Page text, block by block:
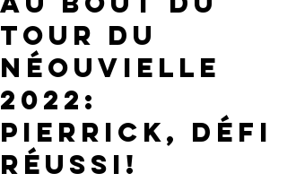
Tour du
Néouvielle
2022:
Pierrick, défi
réussi!